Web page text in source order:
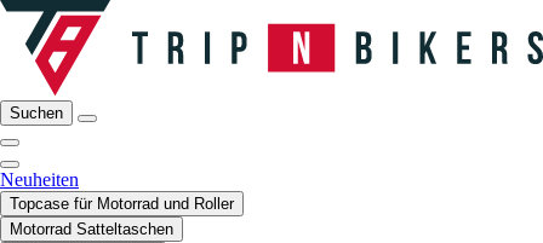
Suchen
Neuheiten
Topcase für Motorrad und Roller
Motorrad Satteltaschen